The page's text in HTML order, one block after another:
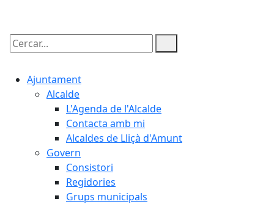
Cercar:
Ajuntament
Alcalde
L'Agenda de l'Alcalde
Contacta amb mi
Alcaldes de Lliçà d'Amunt
Govern
Consistori
Regidories
Grups municipals